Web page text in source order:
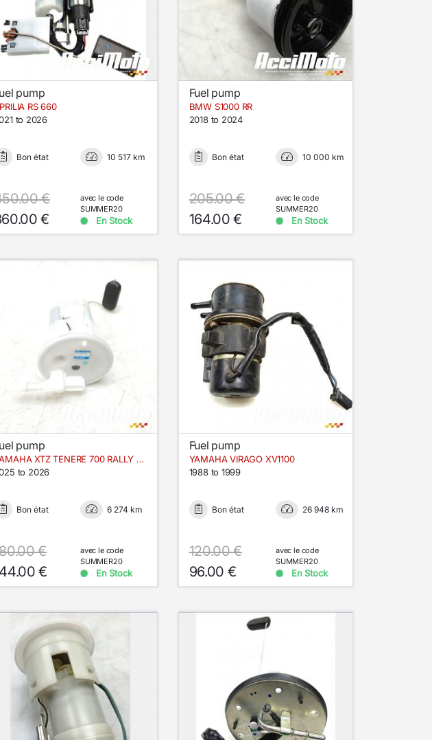
pump
RS 660
to 2026
Bon état 10 517 km
€
€
avec le code
SUMMER20
En Stock
Fuel pump
BMW S1000 RR
2018 to 2024
Bon état 10 000 km
205.00 €
164.00 €
avec le code
SUMMER20
En Stock
pump
YAMAHA XTZ TENERE 700 RALLY EDITION
to 2026
Bon état 6 274 km
€
€
avec le code
SUMMER20
En Stock
Fuel pump
YAMAHA VIRAGO XV1100
1988 to 1999
Bon état 26 948 km
120.00 €
96.00 €
avec le code
SUMMER20
En Stock